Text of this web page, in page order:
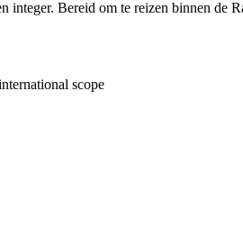
Bereid om te reizen binnen de
scope